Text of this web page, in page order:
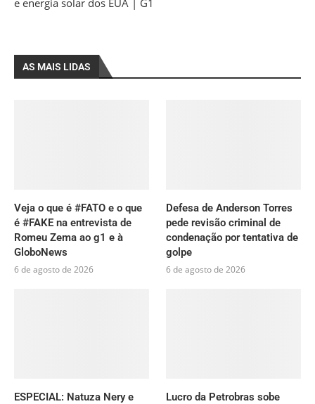
e energia solar dos EUA | G1
AS MAIS LIDAS
Veja o que é #FATO e o que
é #FAKE na entrevista de
Romeu Zema ao g1 e à
GloboNews
6 de agosto de 2026
Defesa de Anderson Torres
pede revisão criminal de
condenação por tentativa de
golpe
6 de agosto de 2026
ESPECIAL: Natuza Nery e
Lucro da Petrobras sobe